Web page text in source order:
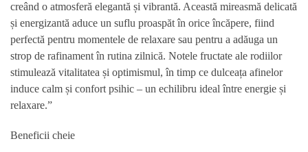
creând o atmosferă elegantă și vibrantă. Această mireasmă delicată
și energizantă aduce un suflu proaspăt în orice încăpere, fiind
perfectă pentru momentele de relaxare sau pentru a adăuga un
strop de rafinament în rutina zilnică. Notele fructate ale rodiilor
stimulează vitalitatea și optimismul, în timp ce dulceața afinelor
induce calm și confort psihic – un echilibru ideal între energie și
relaxare.”
Beneficii cheie